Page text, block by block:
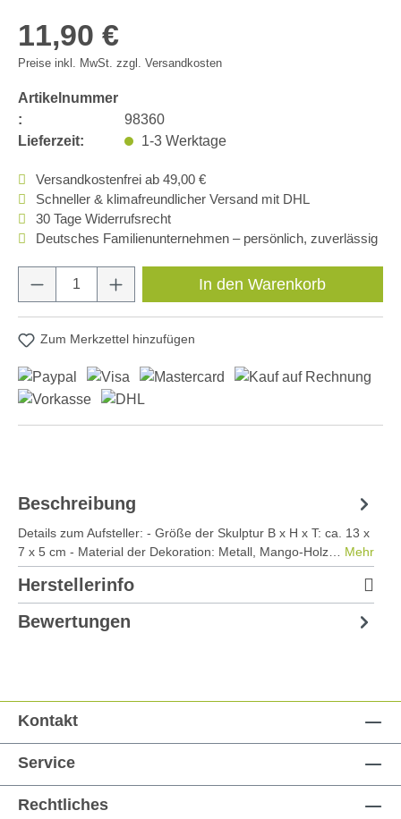
11,90 €
Preise inkl. MwSt. zzgl. Versandkosten
Artikelnummer
:
98360
Lieferzeit:
1-3 Werktage
Versandkostenfrei ab 49,00 €
Schneller & klimafreundlicher Versand mit DHL
30 Tage Widerrufsrecht
Deutsches Familienunternehmen – persönlich, zuverlässig
Produkt Anzahl: Gib den gewünschten
In den Warenkorb
Zum Merkzettel hinzufügen
Beschreibung
Details zum Aufsteller: - Größe der Skulptur B x H x T: ca. 13 x
7 x 5 cm - Material der Dekoration: Metall, Mango-Holz… Mehr
Herstellerinfo
Bewertungen
Kontakt
Service
Rechtliches